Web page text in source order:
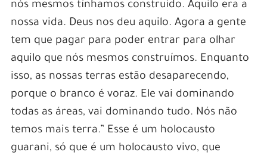
nós mesmos tínhamos construído. Aquilo era a
nossa vida. Deus nos deu aquilo. Agora a gente
tem que pagar para poder entrar para olhar
aquilo que nós mesmos construímos. Enquanto
isso, as nossas terras estão desaparecendo,
porque o branco é voraz. Ele vai dominando
todas as áreas, vai dominando tudo. Nós não
temos mais terra.” Esse é um holocausto
guarani, só que é um holocausto vivo, que